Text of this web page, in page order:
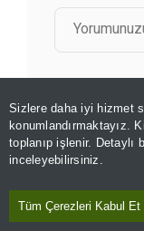
Sizlere daha iyi hizmet
konumlandırmaktayız.
toplanıp işlenir.
inceleyebilirsiniz.
Tüm Çerezleri Kabul Et
GÖZDEN